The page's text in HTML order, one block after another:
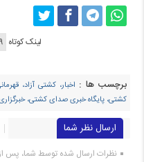
لینک کوتاه
برچسب ها : اخبار، کشتی آزاد،
کشتی، پایگاه خبری صدای کشتی،
ارسال نظر شما
نظرات ارسال شده توسط شما، پس